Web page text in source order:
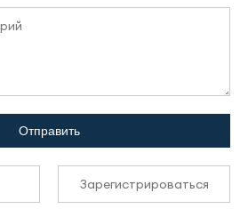
Отправить
Зарегистрироваться